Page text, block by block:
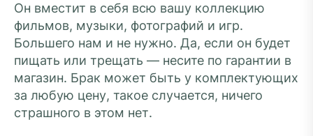
Он вместит в себя всю вашу коллекцию
фильмов, музыки, фотографий и игр.
Большего нам и не нужно. Да, если он будет
пищать или трещать — несите по гарантии в
магазин. Брак может быть у комплектующих
за любую цену, такое случается, ничего
страшного в этом нет.